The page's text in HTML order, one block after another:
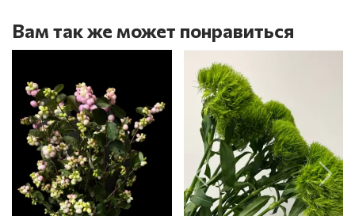
Вам так же может понравиться